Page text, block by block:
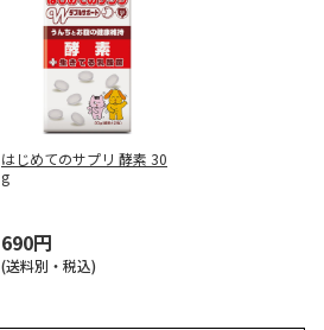
はじめてのサプリ 酵素 30
g
690円
(送料別・税込)